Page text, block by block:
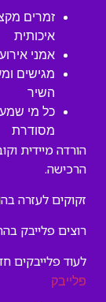
זמרים
איכותית
אמני
מגישים
השיר
כל מי
מסודרת
הורדה מיידית
הרכישה.
זקוקים לעזרה
רוצים פלייבק
לעוד פלייבקים
פלייבק